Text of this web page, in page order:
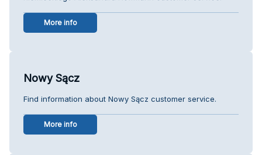
More info
Nowy Sącz
Find information about Nowy Sącz customer service.
More info